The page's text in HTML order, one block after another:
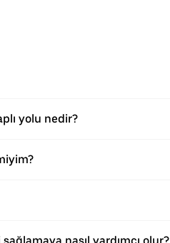
yolu nedir?